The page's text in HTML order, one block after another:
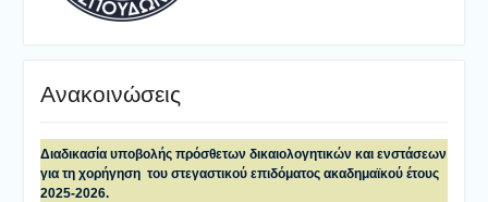
Ανακοινώσεις
Διαδικασία υποβολής πρόσθετων δικαιολογητικών και ενστάσεων
για τη χορήγηση του στεγαστικού επιδόματος ακαδημαϊκού έτους
2025-2026.